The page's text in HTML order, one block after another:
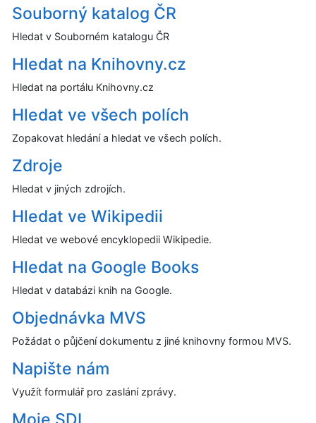
Souborný katalog ČR
Hledat v Souborném katalogu ČR
Hledat na Knihovny.cz
Hledat na portálu Knihovny.cz
Hledat ve všech polích
Zopakovat hledání a hledat ve všech polích.
Zdroje
Hledat v jiných zdrojích.
Hledat ve Wikipedii
Hledat ve webové encyklopedii Wikipedie.
Hledat na Google Books
Hledat v databázi knih na Google.
Objednávka MVS
Požádat o půjčení dokumentu z jiné knihovny formou MVS.
Napište nám
Využít formulář pro zaslání zprávy.